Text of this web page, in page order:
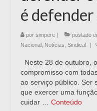
é
por simpere postado
Nacional
Notícias Sindical
Neste 28 de outubro,
compromisso com
ao serviço público. Ser
que exercer uma
cuidar … Conteúdo